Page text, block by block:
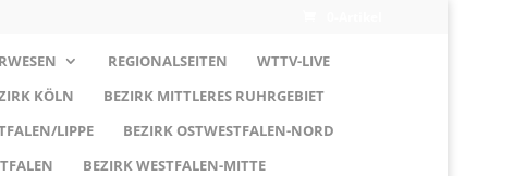
REGIONALSEITEN
WTTV-LIVE
KÖLN
BEZIRK MITTLERES RUHRGEBIET
LIPPE
BEZIRK OSTWESTFALEN-NORD
BEZIRK WESTFALEN-MITTE